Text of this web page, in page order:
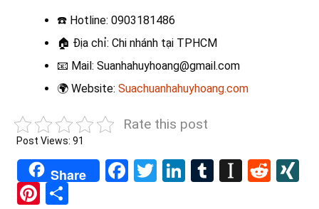
☎️ Hotline: 0903181486
🏠 Địa chỉ: Chi nhánh tại TPHCM
📧 Mail: Suanhahuyhoang@gmail.com
🌍 Website: Suachuanhahuyhoang.com
Rate this post
Post Views: 91
Share Facebook
TwitterLinkedIn
Tumblr
Pinterest